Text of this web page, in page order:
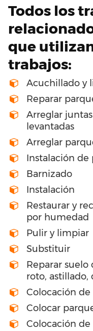
Todos los
que
trabajos:
Acuchillado y
Reparar
Arreglar
levantadas
Arreglar
Instalación
Barnizado
Instalación
Restaurar y
por humedad
Pulir y limpiar
Substituir
Reparar
roto, astillado,
Colocación
Colocar
Colocación